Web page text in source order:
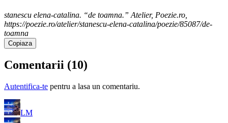
stanescu elena-catalina. “de toamna.” Atelier, Poezie.ro,
https://poezie.ro/atelier/stanescu-elena-catalina/poezie/85087/de-
toamna
Copiaza
Comentarii (10)
Autentifica-te pentru a lasa un comentariu.
LM